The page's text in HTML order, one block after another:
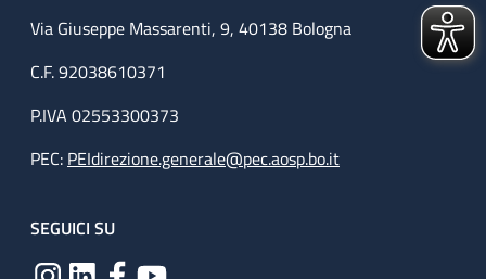
Via Giuseppe Massarenti, 9, 40138 Bologna
C.F. 92038610371
P.IVA 02553300373
PEC: PEIdirezione.generale@pec.aosp.bo.it
SEGUICI SU